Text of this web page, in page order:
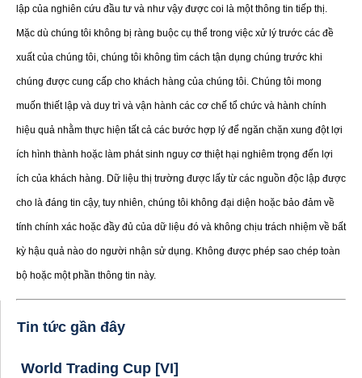
lập của nghiên cứu đầu tư và như vậy được coi là một thông tin tiếp thị.
Mặc dù chúng tôi không bị ràng buộc cụ thể trong việc xử lý trước các đề
xuất của chúng tôi, chúng tôi không tìm cách tận dụng chúng trước khi
chúng được cung cấp cho khách hàng của chúng tôi. Chúng tôi mong
muốn thiết lập và duy trì và vận hành các cơ chế tổ chức và hành chính
hiệu quả nhằm thực hiện tất cả các bước hợp lý để ngăn chặn xung đột lợi
ích hình thành hoặc làm phát sinh nguy cơ thiệt hại nghiêm trọng đến lợi
ích của khách hàng. Dữ liệu thị trường được lấy từ các nguồn độc lập được
cho là đáng tin cậy, tuy nhiên, chúng tôi không đại diện hoặc bảo đảm về
tính chính xác hoặc đầy đủ của dữ liệu đó và không chịu trách nhiệm về bất
kỳ hậu quả nào do người nhận sử dụng. Không được phép sao chép toàn
bộ hoặc một phần thông tin này.
Tin tức gần đây
World Trading Cup [VI]